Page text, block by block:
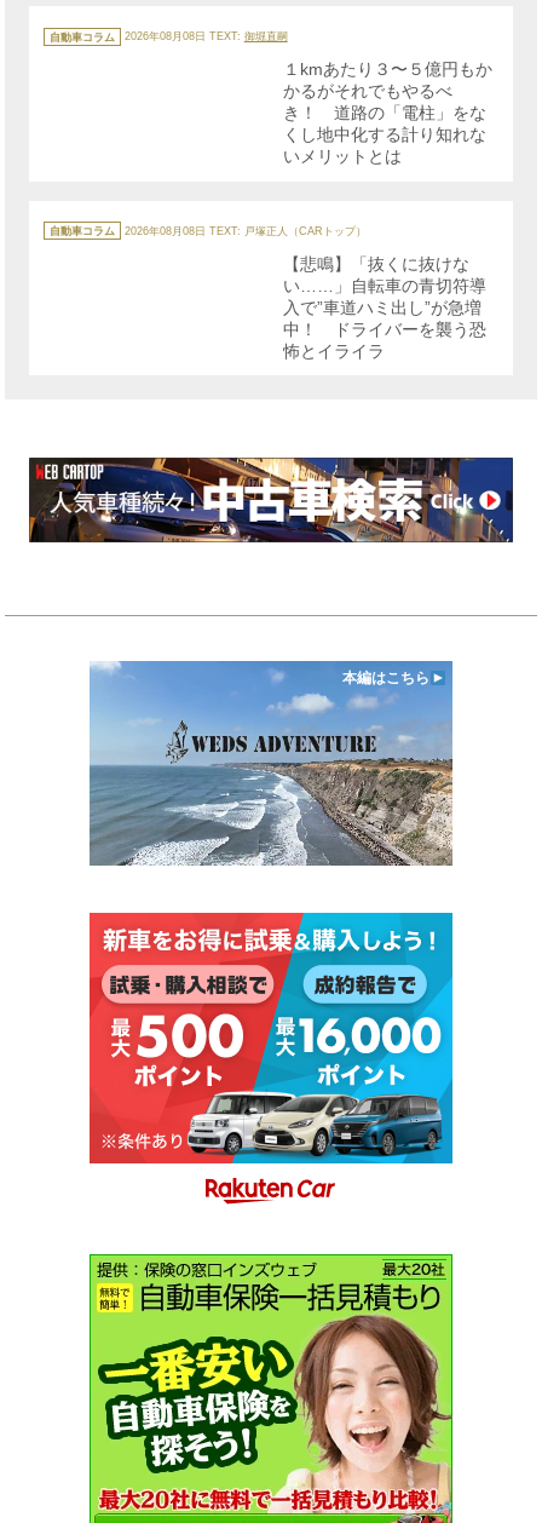
テ
ゴ
自動車コラム 2026年08月08日 TEXT: 御堀直嗣
１kmあたり３〜５億円もか
かるがそれでもやるべ
き！ 道路の「電柱」をな
くし地中化する計り知れな
いメリットとは
テ
ゴ
自動車コラム 2026年08月08日 TEXT: 戸塚正人（CARトップ）
【悲鳴】「抜くに抜けな
い……」自転車の青切符導
入で”車道ハミ出し”が急増
中！ ドライバーを襲う恐
怖とイライラ
本編はこちら